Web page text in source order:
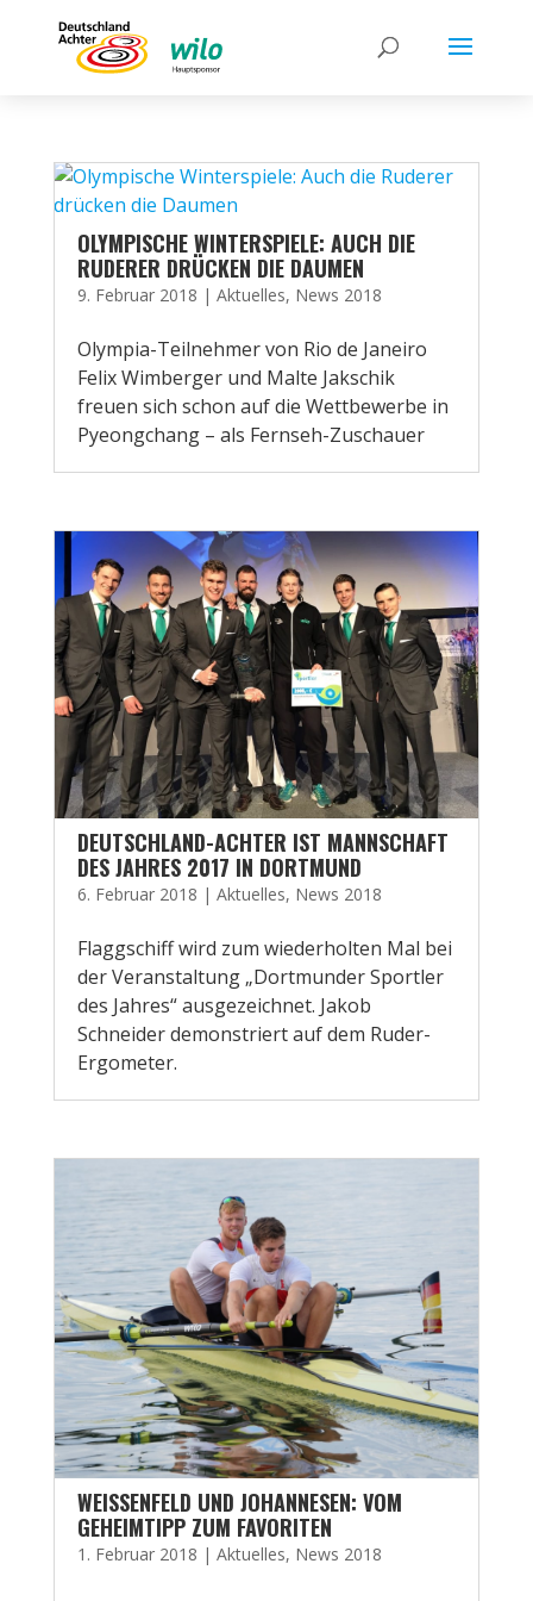
OLYMPISCHE WINTERSPIELE: AUCH DIE
RUDERER DRÜCKEN DIE DAUMEN
9. Februar 2018 | Aktuelles, News 2018
Olympia-Teilnehmer von Rio de Janeiro
Felix Wimberger und Malte Jakschik
freuen sich schon auf die Wettbewerbe in
Pyeongchang – als Fernseh-Zuschauer
DEUTSCHLAND-ACHTER IST MANNSCHAFT
DES JAHRES 2017 IN DORTMUND
6. Februar 2018 | Aktuelles, News 2018
Flaggschiff wird zum wiederholten Mal bei
der Veranstaltung „Dortmunder Sportler
des Jahres“ ausgezeichnet. Jakob
Schneider demonstriert auf dem Ruder-
Ergometer.
WEISSENFELD UND JOHANNESEN: VOM G
EHEIMTIPP ZUM FAVORITEN
1. Februar 2018 | Aktuelles, News 2018